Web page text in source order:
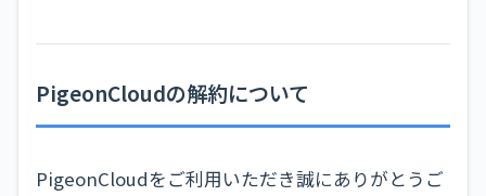
PigeonCloudの解約について
PigeonCloudをご利用いただき誠にありがとうご